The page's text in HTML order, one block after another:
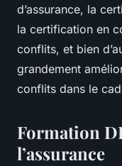
d’assurance, la
la certification en
conflits, et bien
grandement
conflits dans le
Formation
l’assurance